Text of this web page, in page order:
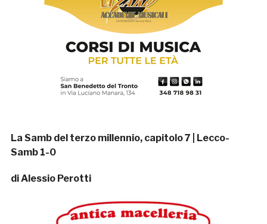
La Samb del terzo millennio, capitolo 7 | Lecco-
Samb 1-0
di Alessio Perotti